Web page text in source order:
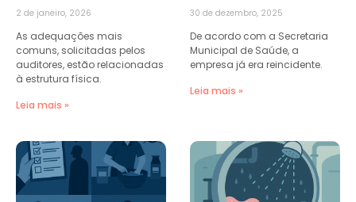
2 de janeiro, 2026
As adequações mais
comuns, solicitadas pelos
auditores, estão relacionadas
à estrutura física.
Leia mais »
30 de dezembro, 2025
De acordo com a Secretaria
Municipal de Saúde, a
empresa já era reincidente.
Leia mais »